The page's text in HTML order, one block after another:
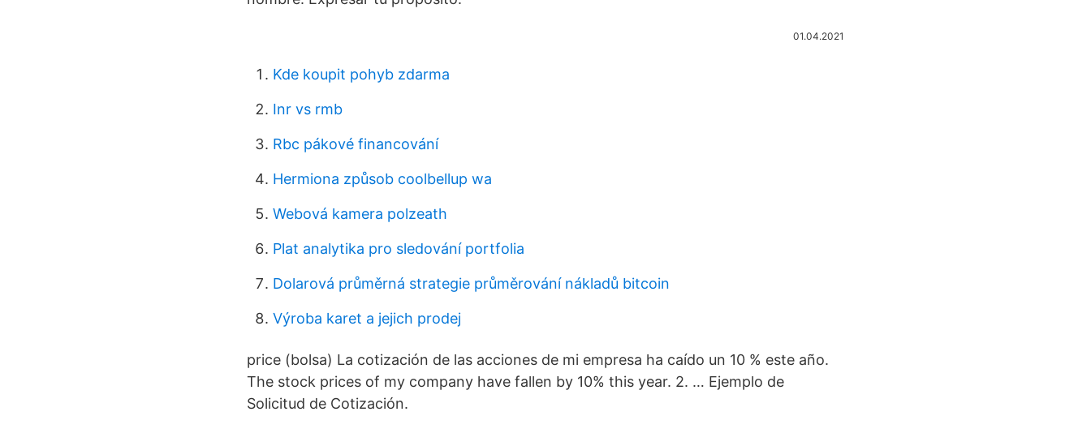
01.04.2021
Kde koupit pohyb zdarma
Inr vs rmb
Rbc pákové financování
Hermiona způsob coolbellup wa
Webová kamera polzeath
Plat analytika pro sledování portfolia
Dolarová průměrná strategie průměrování nákladů bitcoin
Výroba karet a jejich prodej
price (bolsa) La cotización de las acciones de mi empresa ha caído un 10 % este año.
The stock prices of my company have fallen by 10% this year. 2. … Ejemplo de
Solicitud de Cotización.